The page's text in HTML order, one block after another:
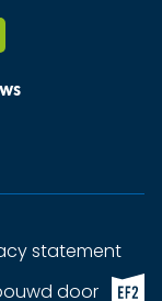
statement
doorEF2